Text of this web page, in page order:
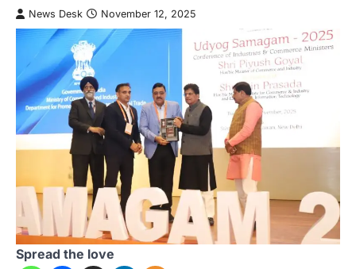
News Desk November 12, 2025
Spread the love